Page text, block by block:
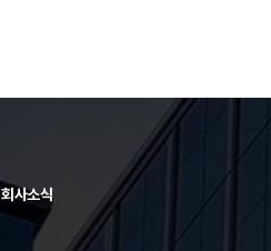
회사소식